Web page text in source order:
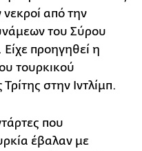
από την
του Σύρου
προηγηθεί η
τουρκικού
στην Ιντλίμπ.
που
έβαλαν με